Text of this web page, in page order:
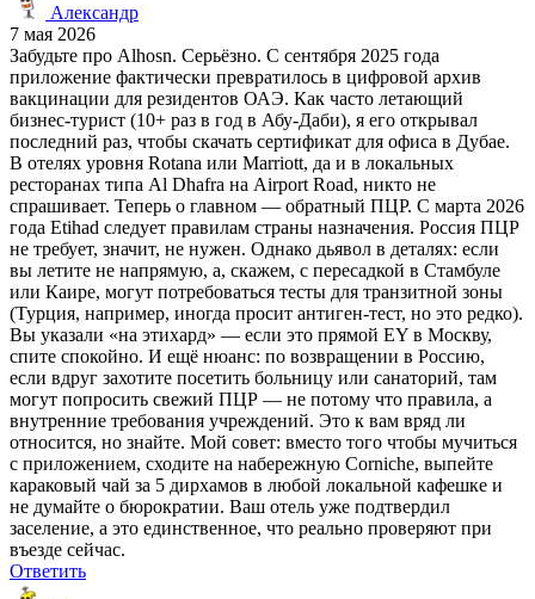
Александр
7 мая 2026
Забудьте про Alhosn. Серьёзно. С сентября 2025 года
приложение фактически превратилось в цифровой архив
вакцинации для резидентов ОАЭ. Как часто летающий
бизнес-турист (10+ раз в год в Абу-Даби), я его открывал
последний раз, чтобы скачать сертификат для офиса в Дубае.
В отелях уровня Rotana или Marriott, да и в локальных
ресторанах типа Al Dhafra на Airport Road, никто не
спрашивает. Теперь о главном — обратный ПЦР. С марта 2026
года Etihad следует правилам страны назначения. Россия ПЦР
не требует, значит, не нужен. Однако дьявол в деталях: если
вы летите не напрямую, а, скажем, с пересадкой в Стамбуле
или Каире, могут потребоваться тесты для транзитной зоны
(Турция, например, иногда просит антиген-тест, но это редко).
Вы указали «на этихард» — если это прямой EY в Москву,
спите спокойно. И ещё нюанс: по возвращении в Россию,
если вдруг захотите посетить больницу или санаторий, там
могут попросить свежий ПЦР — не потому что правила, а
внутренние требования учреждений. Это к вам вряд ли
относится, но знайте. Мой совет: вместо того чтобы мучиться
с приложением, сходите на набережную Corniche, выпейте
караковый чай за 5 дирхамов в любой локальной кафешке и
не думайте о бюрократии. Ваш отель уже подтвердил
заселение, а это единственное, что реально проверяют при
въезде сейчас.
Ответить